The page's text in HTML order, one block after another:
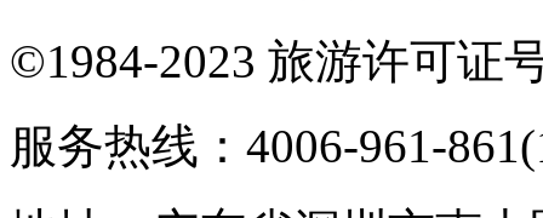
©1984-2023 旅游许可证
服务热线：4006-961-